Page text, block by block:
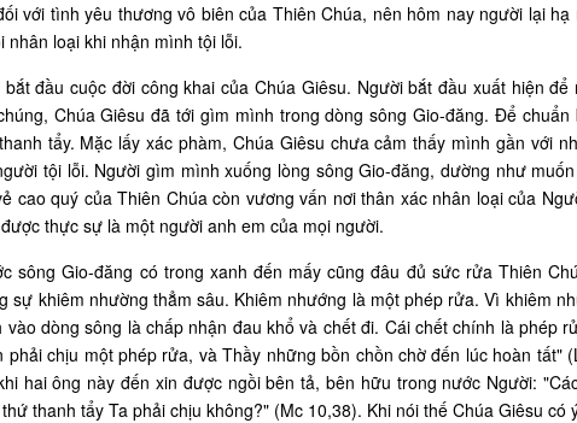
với tình yêu thương vô biên của Thiên Chúa, nên hôm nay người lại
nhân loại khi nhận mình tội lỗi.
bắt đầu cuộc đời công khai của Chúa Giêsu. Người bắt đầu xuất hiện
Chúa Giêsu đã tới gìm mình trong dòng sông Gio-đăng. Để
tẩy. Mặc lấy xác phàm, Chúa Giêsu chưa cảm thấy mình gần với
tội lỗi. Người gìm mình xuống lòng sông Gio-đăng, dường như
cao quý của Thiên Chúa còn vương vấn nơi thân xác nhân loại của
thực sự là một người anh em của mọi người.
sông Gio-đăng có trong xanh đến mấy cũng đâu đủ sức rửa Thiên
sự khiêm nhường thẳm sâu. Khiêm nhướng là một phép rửa. Vì khiêm
vào dòng sông là chấp nhận đau khổ và chết đi. Cái chết chính là phép
phải chịu một phép rửa, và Thầy những bồn chồn chờ đến lúc hoàn tất"
hai ông này đến xin được ngồi bên tả, bên hữu trong nước Người:
thanh tẩy Ta phải chịu không?" (Mc 10,38). Khi nói thế Chúa Giêsu có